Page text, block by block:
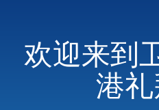
欢迎来到
港